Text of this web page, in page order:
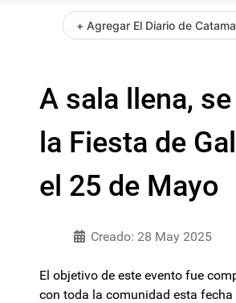
+ Agregar El Diario de
A sala llena,
la Fiesta de
el 25 de Mayo
Creado: 28 May 2025
El objetivo de este evento fue
con toda la comunidad esta fecha